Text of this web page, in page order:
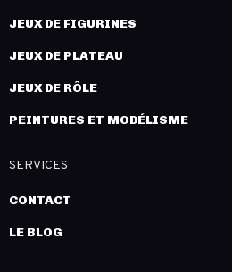
JEUX DE FIGURINES
JEUX DE PLATEAU
JEUX DE RÔLE
PEINTURES ET MODÉLISME
SERVICES
CONTACT
LE BLOG